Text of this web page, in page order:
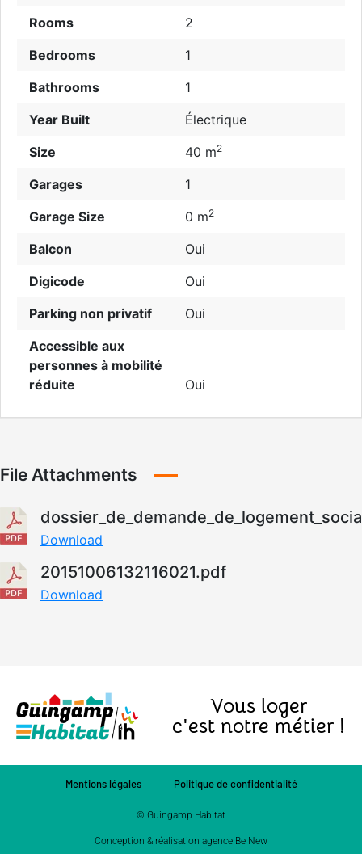
Rooms
2
Bedrooms
1
Bathrooms
1
Year Built
Électrique
Size
40 m2
Garages
1
Garage Size
0 m2
Balcon
Oui
Digicode
Oui
Parking non privatif
Oui
Accessible aux
personnes à mobilité
réduite
Oui
File Attachments
Download
20151006132116021.pdf
Download
Vous loger
c'est notre métier !
Mentions légales Politique de confidentialité
© Guingamp Habitat
Conception & réalisation agence Be New